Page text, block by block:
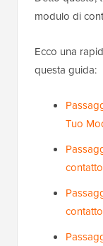
modulo di
Ecco una
questa guida:
Tuo
contatto